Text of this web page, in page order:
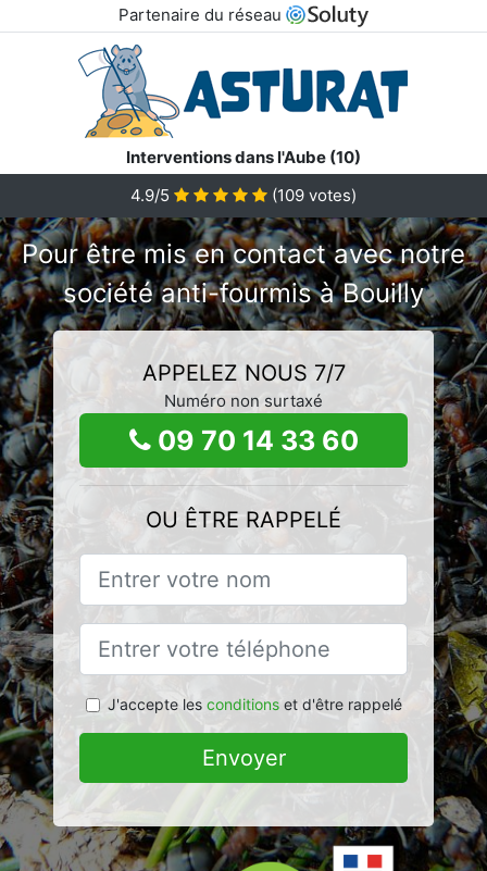
Partenaire du réseau
Interventions dans l'Aube (10)
4.9/5
(109 votes)
Pour être mis en contact avec notre
société anti-fourmis à Bouilly
APPELEZ NOUS 7/7
Numéro non surtaxé
09 70 14 33 60
OU ÊTRE RAPPELÉ
J'accepte les conditionset d'être rappelé
Envoyer